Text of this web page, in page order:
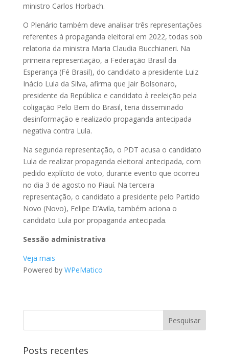
ministro Carlos Horbach.
O Plenário também deve analisar três representações
referentes à propaganda eleitoral em 2022, todas sob
relatoria da ministra Maria Claudia Bucchianeri. Na
primeira representação, a Federação Brasil da
Esperança (Fé Brasil), do candidato a presidente Luiz
Inácio Lula da Silva, afirma que Jair Bolsonaro,
presidente da República e candidato à reeleição pela
coligação Pelo Bem do Brasil, teria disseminado
desinformação e realizado propaganda antecipada
negativa contra Lula.
Na segunda representação, o PDT acusa o candidato
Lula de realizar propaganda eleitoral antecipada, com
pedido explícito de voto, durante evento que ocorreu
no dia 3 de agosto no Piauí. Na terceira
representação, o candidato a presidente pelo Partido
Novo (Novo), Felipe D’Avila, também aciona o
candidato Lula por propaganda antecipada.
Sessão administrativa
Veja mais
Powered by WPeMatico
Posts recentes